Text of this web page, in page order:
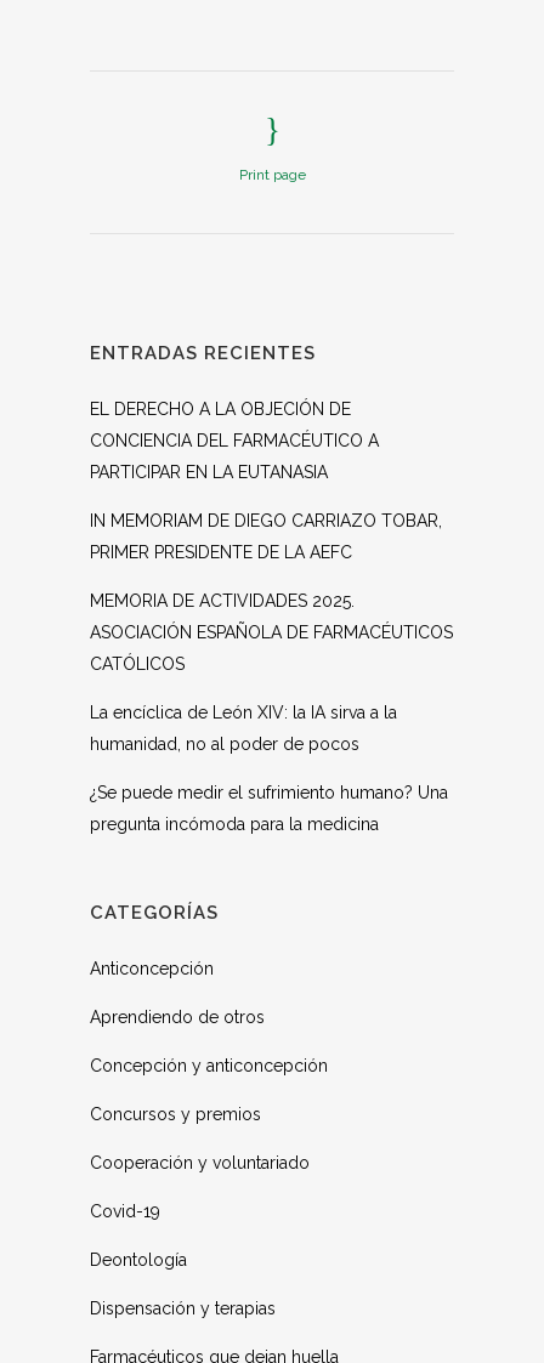
Print page
ENTRADAS RECIENTES
EL DERECHO A LA OBJECIÓN DE
CONCIENCIA DEL FARMACÉUTICO A
PARTICIPAR EN LA EUTANASIA
IN MEMORIAM DE DIEGO CARRIAZO TOBAR,
PRIMER PRESIDENTE DE LA AEFC
MEMORIA DE ACTIVIDADES 2025.
ASOCIACIÓN ESPAÑOLA DE FARMACÉUTICOS
CATÓLICOS
La encíclica de León XIV: la IA sirva a la
humanidad, no al poder de pocos
¿Se puede medir el sufrimiento humano? Una
pregunta incómoda para la medicina
CATEGORÍAS
Anticoncepción
Aprendiendo de otros
Concepción y anticoncepción
Concursos y premios
Cooperación y voluntariado
Covid-19
Deontología
Dispensación y terapias
Farmacéuticos que dejan huella